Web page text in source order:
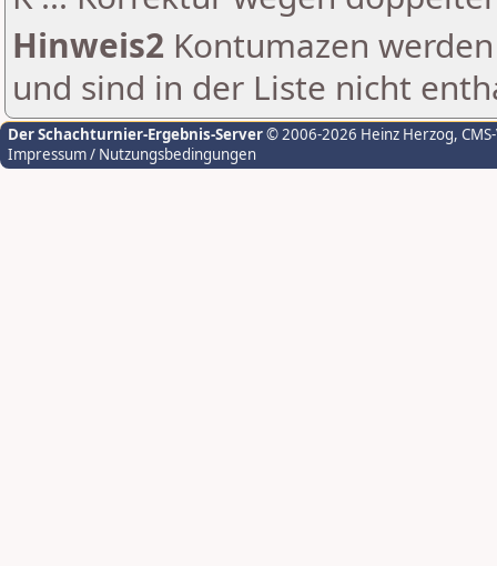
Hinweis2 Kontumazen
und sind in der Liste nicht
Der Schachturnier-Ergebnis-Server© 2006-2026 Heinz Herzog,
Impressum / Nutzungsbedingungen